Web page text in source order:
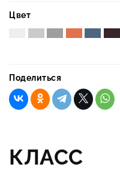
Цвет
Поделиться
КЛАСС